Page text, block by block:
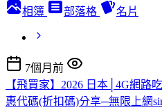
相簿 部落格 名片
7個月前
【飛買家】2026 日本│4G網路
惠代碼(折扣碼)分享─無限上網